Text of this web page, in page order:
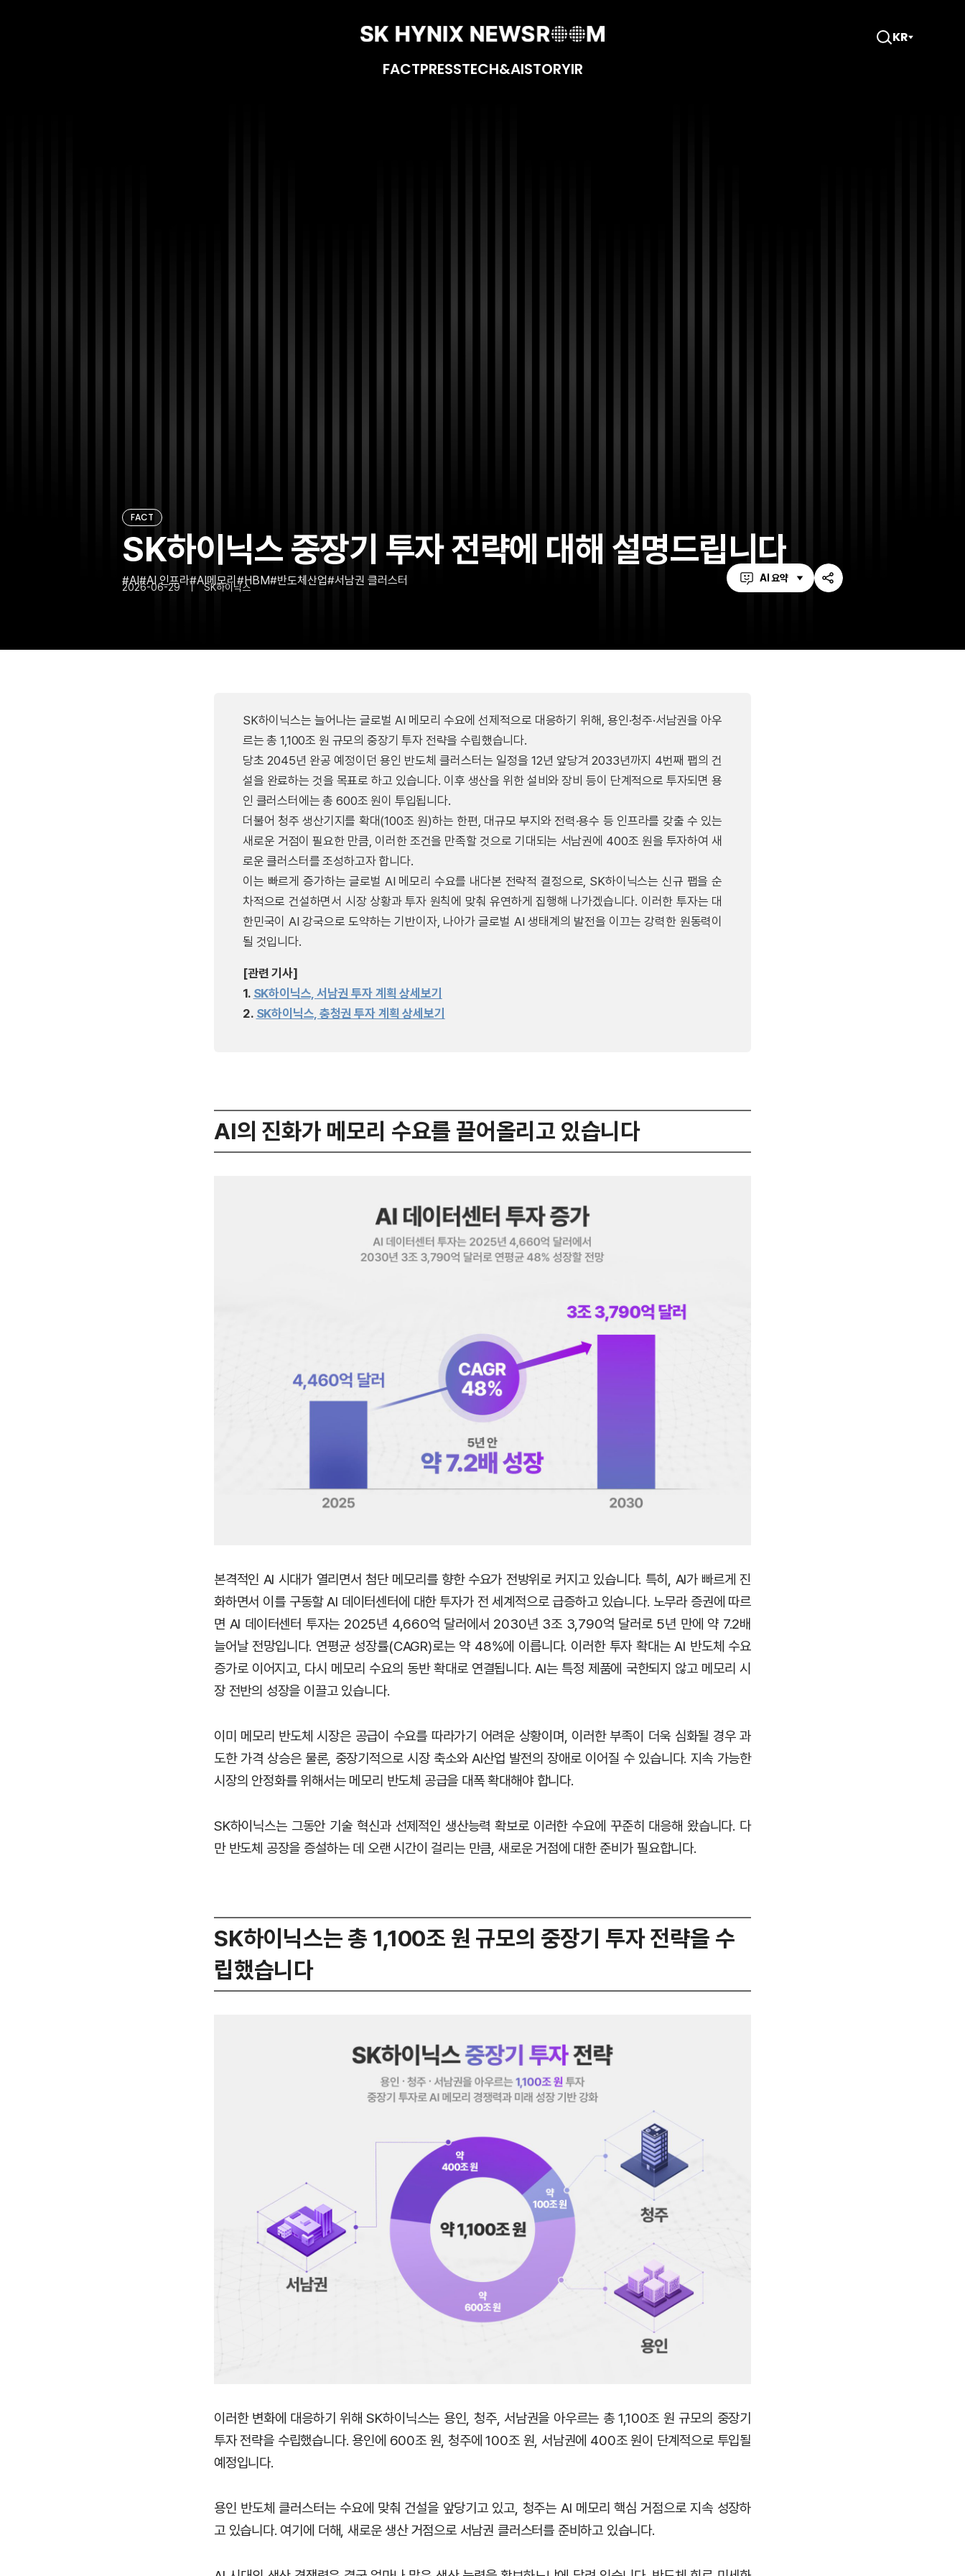
FACTPRESSTECH&AISTORYIR
검
KR
FACT
SK하이닉스 중장기 투자 전략에 대해 설명드립니다
AI AI 인프라 AI메모리 HBM 반도체산업 서남권 클러스터
2026-06-29 SK하이닉스
AI 요약
공
SK하이닉스는 늘어나는 글로벌 AI 메모리 수요에 선제적으로 대응하기 위해, 용인·청주·서남권을 아우
르는 총 1,100조 원 규모의 중장기 투자 전략을 수립했습니다.
당초 2045년 완공 예정이던 용인 반도체 클러스터는 일정을 12년 앞당겨 2033년까지 4번째 팹의 건
설을 완료하는 것을 목표로 하고 있습니다. 이후 생산을 위한 설비와 장비 등이 단계적으로 투자되면 용
인 클러스터에는 총 600조 원이 투입됩니다.
더불어 청주 생산기지를 확대(100조 원)하는 한편, 대규모 부지와 전력·용수 등 인프라를 갖출 수 있는
새로운 거점이 필요한 만큼, 이러한 조건을 만족할 것으로 기대되는 서남권에 400조 원을 투자하여 새
로운 클러스터를 조성하고자 합니다.
이는 빠르게 증가하는 글로벌 AI 메모리 수요를 내다본 전략적 결정으로, SK하이닉스는 신규 팹을 순
차적으로 건설하면서 시장 상황과 투자 원칙에 맞춰 유연하게 집행해 나가겠습니다. 이러한 투자는 대
한민국이 AI 강국으로 도약하는 기반이자, 나아가 글로벌 AI 생태계의 발전을 이끄는 강력한 원동력이
될 것입니다.
[관련 기사]
1. SK하이닉스, 서남권 투자 계획 상세보기
2. SK하이닉스, 충청권 투자 계획 상세보기
AI의 진화가 메모리 수요를 끌어올리고 있습니다
본격적인 AI 시대가 열리면서 첨단 메모리를 향한 수요가 전방위로 커지고 있습니다. 특히, AI가 빠르게 진
화하면서 이를 구동할 AI 데이터센터에 대한 투자가 전 세계적으로 급증하고 있습니다. 노무라 증권에 따르
면 AI 데이터센터 투자는 2025년 4,660억 달러에서 2030년 3조 3,790억 달러로 5년 만에 약 7.2배
늘어날 전망입니다. 연평균 성장률(CAGR)로는 약 48%에 이릅니다. 이러한 투자 확대는 AI 반도체 수요
증가로 이어지고, 다시 메모리 수요의 동반 확대로 연결됩니다. AI는 특정 제품에 국한되지 않고 메모리 시
장 전반의 성장을 이끌고 있습니다.
이미 메모리 반도체 시장은 공급이 수요를 따라가기 어려운 상황이며, 이러한 부족이 더욱 심화될 경우 과
도한 가격 상승은 물론, 중장기적으로 시장 축소와 AI산업 발전의 장애로 이어질 수 있습니다. 지속 가능한
시장의 안정화를 위해서는 메모리 반도체 공급을 대폭 확대해야 합니다.
SK하이닉스는 그동안 기술 혁신과 선제적인 생산능력 확보로 이러한 수요에 꾸준히 대응해 왔습니다. 다
만 반도체 공장을 증설하는 데 오랜 시간이 걸리는 만큼, 새로운 거점에 대한 준비가 필요합니다.
SK하이닉스는 총 1,100조 원 규모의 중장기 투자 전략을 수
립했습니다
이러한 변화에 대응하기 위해 SK하이닉스는 용인, 청주, 서남권을 아우르는 총 1,100조 원 규모의 중장기
투자 전략을 수립했습니다. 용인에 600조 원, 청주에 100조 원, 서남권에 400조 원이 단계적으로 투입될
예정입니다.
용인 반도체 클러스터는 수요에 맞춰 건설을 앞당기고 있고, 청주는 AI 메모리 핵심 거점으로 지속 성장하
고 있습니다. 여기에 더해, 새로운 생산 거점으로 서남권 클러스터를 준비하고 있습니다.